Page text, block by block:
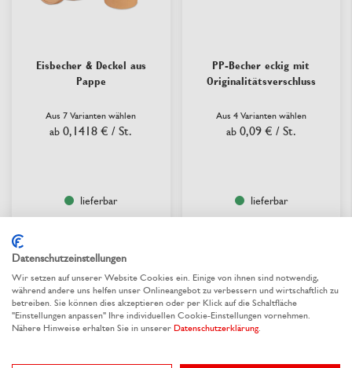
Eisbecher & Deckel aus
Pappe
Aus 7 Varianten wählen
ab 0,1418 € / St.
lieferbar
PP-Becher eckig mit
Originalitätsverschluss
Aus 4 Varianten wählen
ab 0,09 € / St.
lieferbar
Datenschutzeinstellungen
Wir setzen auf unserer Website Cookies ein. Einige von ihnen sind notwendig,
während andere uns helfen unser Onlineangebot zu verbessern und wirtschaftlich zu
betreiben. Sie können dies akzeptieren oder per Klick auf die Schaltfläche
"Einstellungen anpassen" Ihre individuellen Cookie-Einstellungen vornehmen.
Nähere Hinweise erhalten Sie in unserer Datenschutzerklärung